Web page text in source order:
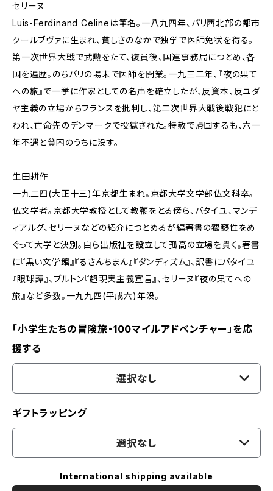
セリーヌ
Luis-Ferdinand Celineは筆名。一八九四年、パリ西北部の都市
クールブヴァに生まれ、貧しさのなかで独学で医師免状を得る。
第一次世界大戦で武勲をたて、復員後、国連事務局につとめ、各
国を遍歴。のちパリの場末で医師を開業。一九三二年、『夜の果て
への旅』で一挙に作家としての名声を確立したが、反資本、反ユダ
ヤ主義の立場からフランスを批判し、第二次世界大戦後戦犯にと
われ、亡命先のデンマークで投獄された。特赦で帰国するも、六一
年不遇と貧困のうちに没す。
生田耕作
一九二四(大正十三)年京都生まれ。京都大学文学部仏文科卒。
仏文学者。京都大学教授として教鞭をとる傍ら、バタイユ、マンデ
ィアルグ、セリーヌなどの紹介につとめるが編著書の猥褻性をめ
ぐって大学と決別。自ら出版社を設立して孤高の立場を貫く。著書
に『黒い文学館』『るさんちまん』『ダンディズム』、訳書にバタイユ
『眼球譚』、ブルトン『超現実主義宣言』、セリーヌ『夜の果てへの
旅』など多数。一九九四(平成六)年没。
「小学生たちの冒険旅・100マイルアドベンチャー」を応
援する
選択なし
ギフトラッピング
選択なし
International shipping available